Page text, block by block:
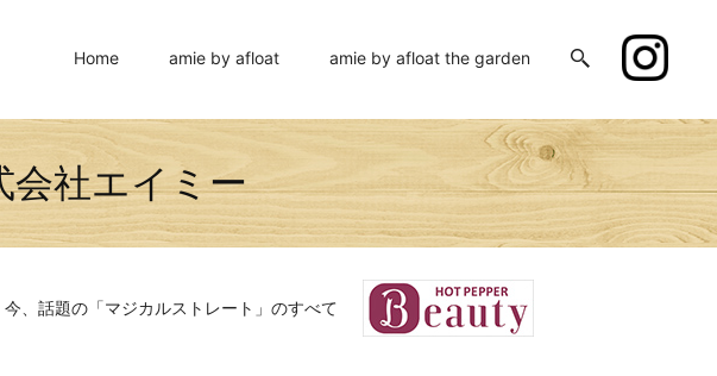
Home amie by afloat amie by afloat the garden
今、話題の「マジカルストレート」のすべて
社エイミー